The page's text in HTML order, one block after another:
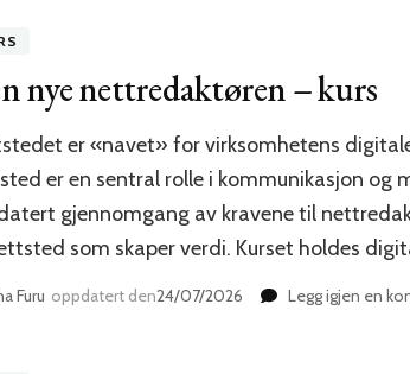
nye nettredaktøren – kurs
er «navet» for virksomhetens
er en sentral rolle i kommunikasjon og
gjennomgang av kravene til
som skaper verdi. Kurset holdes
Furu oppdatert den24/07/2026 Legg igjen en